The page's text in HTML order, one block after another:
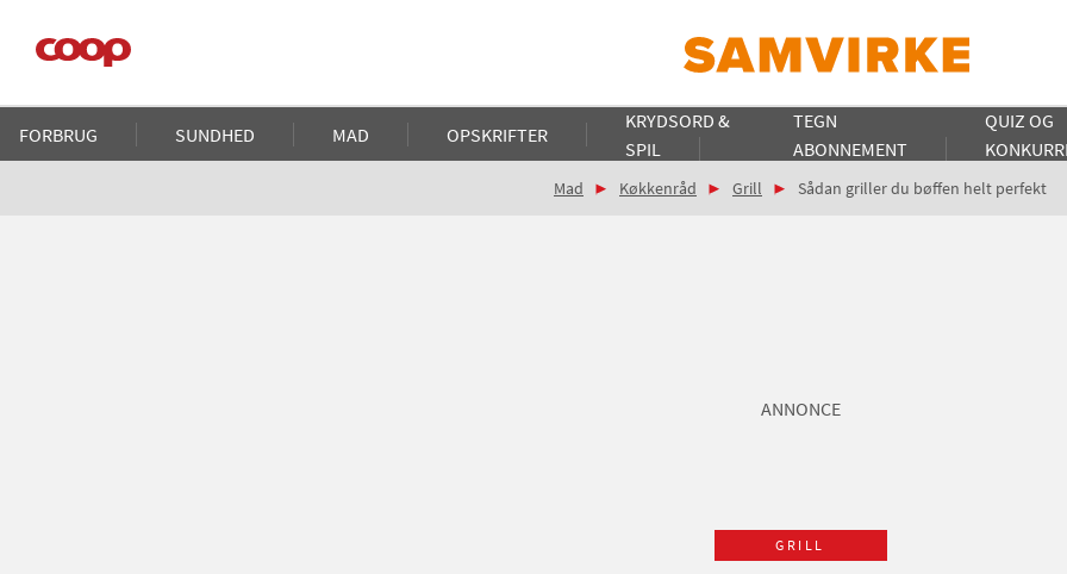
hovedindhold
Main
navigation
FORBRUG SUNDHED MAD OPSKRIFTER
KRYDSORD &
SPIL
TEGN
ABONNEMENT
QUIZ OG
Brødkrumme
Mad Køkkenråd Grill Sådan griller du bøffen helt perfekt
ANNONCE
GRILL